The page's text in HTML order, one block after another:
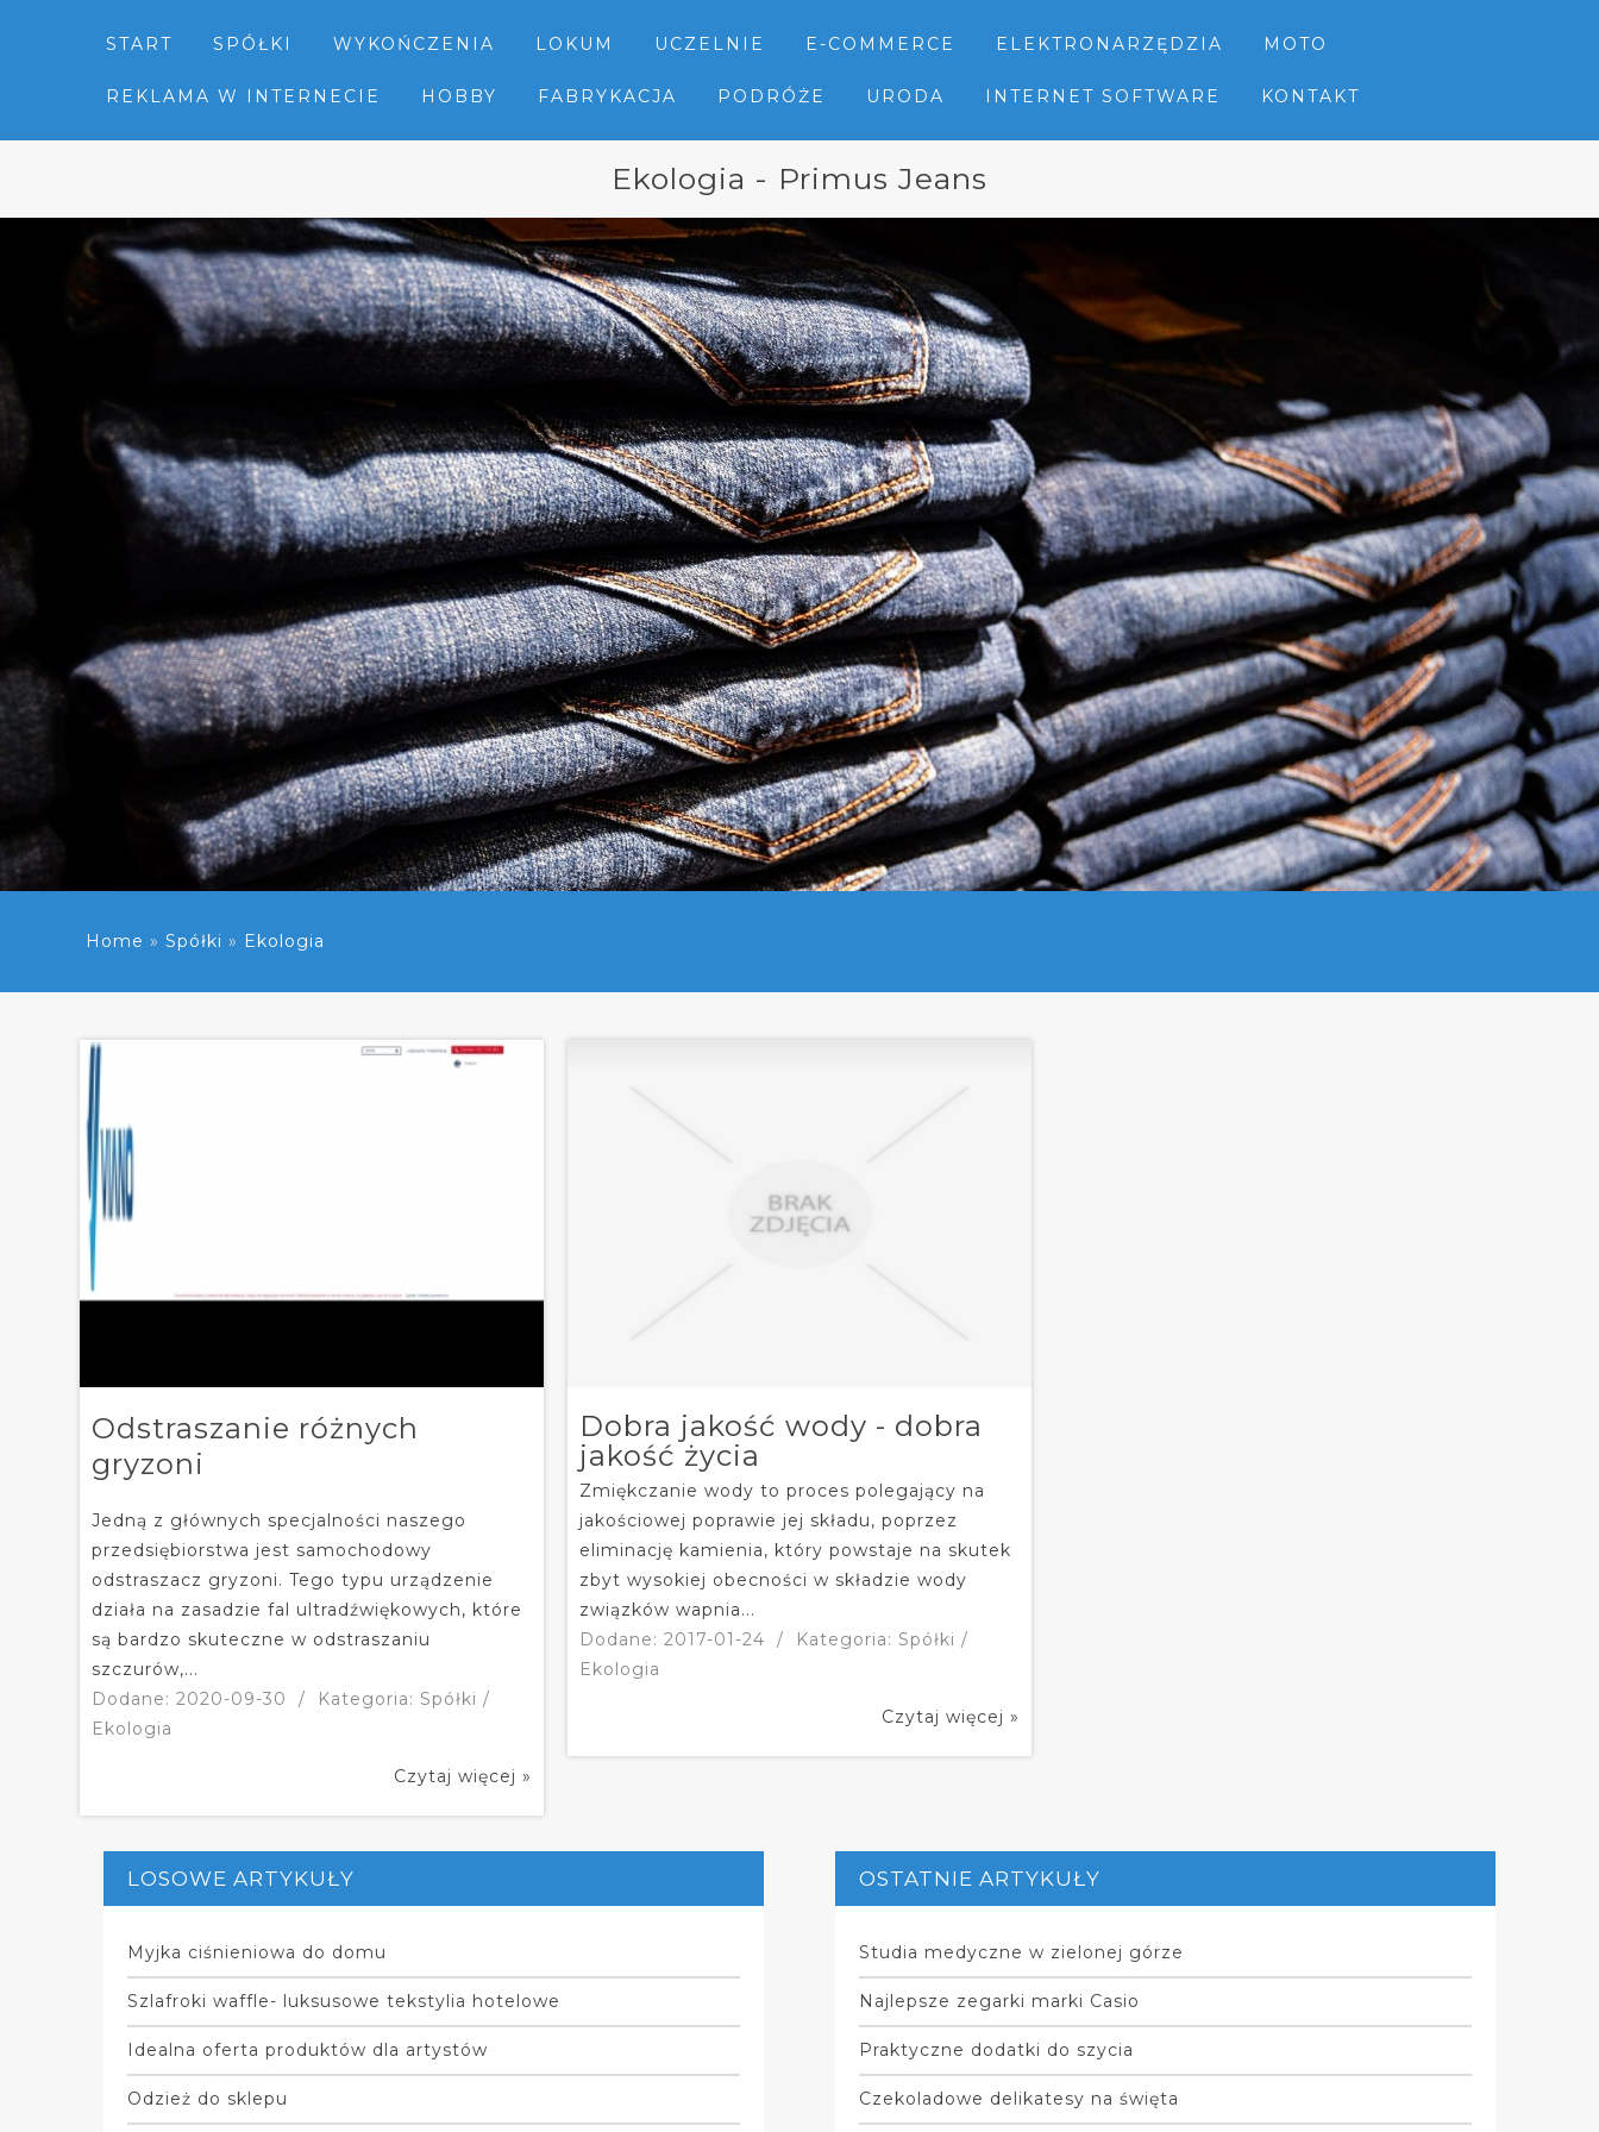
START SPÓŁKI WYKOŃCZENIA LOKUM UCZELNIE E-COMMERCE ELEKTRONARZĘDZIA MOTO
REKLAMA W INTERNECIE HOBBY FABRYKACJA PODRÓŻE URODA INTERNET SOFTWARE KONTAKT
Ekologia - Primus Jeans
Home » Spółki » Ekologia
Odstraszanie różnych
gryzoni
Jedną z głównych specjalności naszego
przedsiębiorstwa jest samochodowy
odstraszacz gryzoni. Tego typu urządzenie
działa na zasadzie fal ultradźwiękowych, które
są bardzo skuteczne w odstraszaniu
szczurów,...
Dodane: 2020-09-30
/
Kategoria: Spółki /
Ekologia
Czytaj więcej »
Dobra jakość wody - dobra
jakość życia
Zmiękczanie wody to proces polegający na
jakościowej poprawie jej składu, poprzez
eliminację kamienia, który powstaje na skutek
zbyt wysokiej obecności w składzie wody
związków wapnia...
Dodane: 2017-01-24
/
Kategoria: Spółki /
Ekologia
Czytaj więcej »
LOSOWE ARTYKUŁY
Myjka ciśnieniowa do domu
Szlafroki waffle- luksusowe tekstylia hotelowe
Idealna oferta produktów dla artystów
Odzież do sklepu
OSTATNIE ARTYKUŁY
Studia medyczne w zielonej górze
Najlepsze zegarki marki Casio
Praktyczne dodatki do szycia
Czekoladowe delikatesy na święta